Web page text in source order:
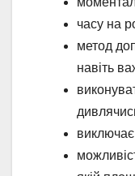
часу на
метод
навіть